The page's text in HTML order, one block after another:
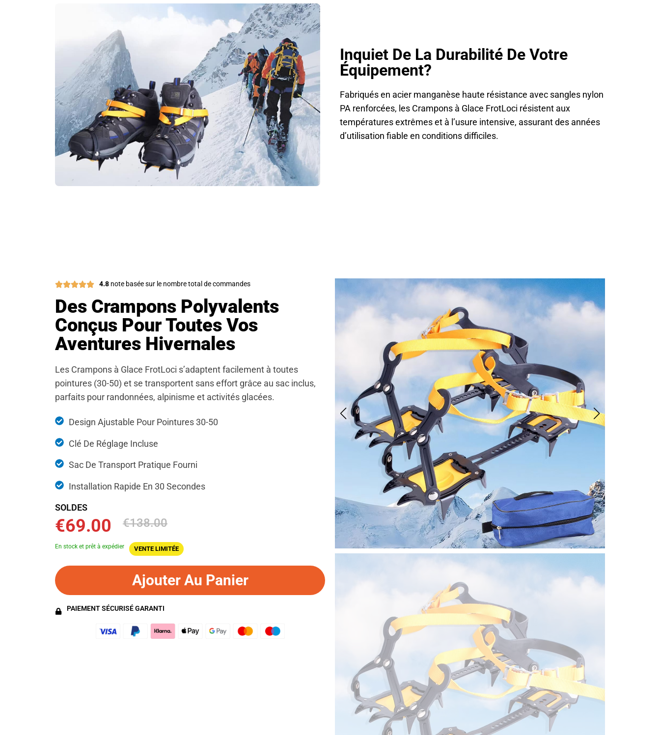
Inquiet De La Durabilité De Votre
Équipement?
Fabriqués en acier manganèse haute résistance avec sangles nylon
PA renforcées, les Crampons à Glace FrotLoci résistent aux
températures extrêmes et à l’usure intensive, assurant des années
d’utilisation fiable en conditions difficiles.
4.8 note basée sur le nombre total de commandes
Des Crampons Polyvalents
Conçus Pour Toutes Vos
Aventures Hivernales
Les Crampons à Glace FrotLoci s’adaptent facilement à toutes
pointures (30-50) et se transportent sans effort grâce au sac inclus,
parfaits pour randonnées, alpinisme et activités glacées.
Design Ajustable Pour Pointures 30-50
Clé De Réglage Incluse
Sac De Transport Pratique Fourni
Installation Rapide En 30 Secondes
SOLDES
€69.00 €138.00
En stock et prêt à expédier VENTE LIMITÉE
Ajouter Au Panier
PAIEMENT SÉCURISÉ GARANTI